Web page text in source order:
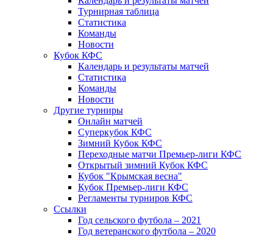
Турнирная таблица
Статистика
Команды
Новости
Кубок КФС
Календарь и результаты матчей
Статистика
Команды
Новости
Другие турниры
Онлайн матчей
Суперкубок КФС
Зимний Кубок КФС
Переходные матчи Премьер-лиги КФС
Открытый зимний Кубок КФС
Кубок "Крымская весна"
Кубок Премьер-лиги КФС
Регламенты турниров КФС
Ссылки
Год сельского футбола – 2021
Год ветеранского футбола – 2020